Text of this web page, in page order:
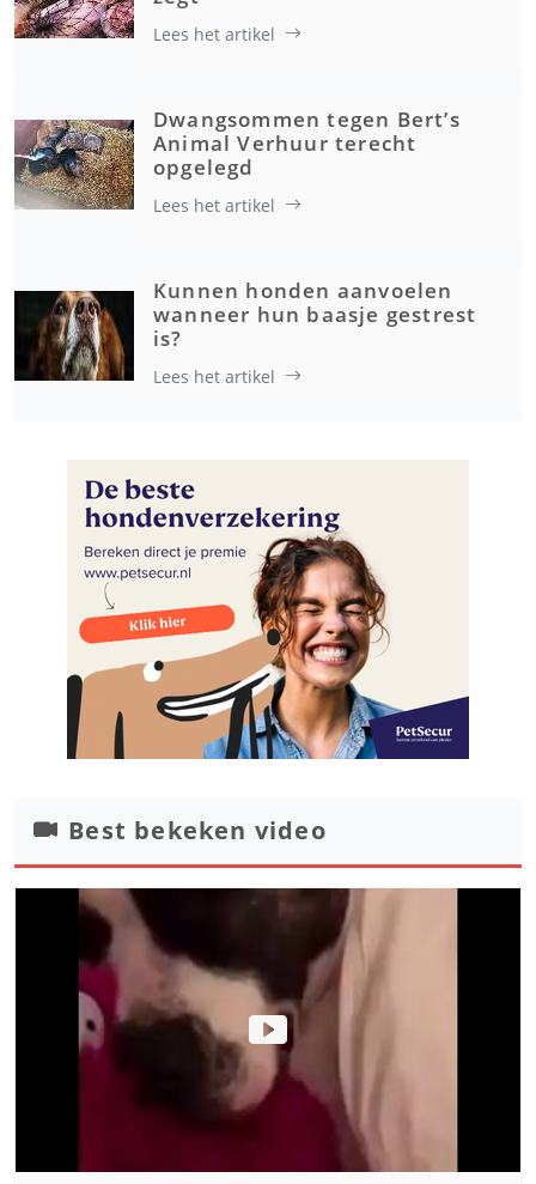
Lees het artikel
Dwangsommen tegen Bert’s
Animal Verhuur terecht
opgelegd
Lees het artikel
Kunnen honden aanvoelen
wanneer hun baasje gestrest
is?
Lees het artikel
Best bekeken video